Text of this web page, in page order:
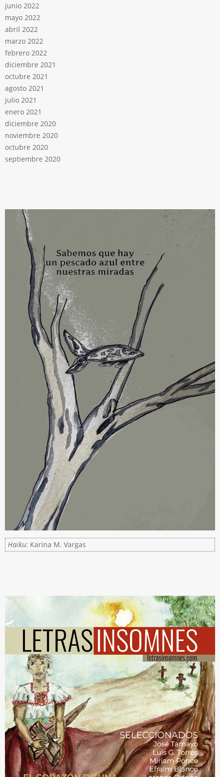
junio 2022
mayo 2022
abril 2022
marzo 2022
febrero 2022
diciembre 2021
octubre 2021
agosto 2021
julio 2021
enero 2021
diciembre 2020
noviembre 2020
octubre 2020
septiembre 2020
Haiku: Karina M. Vargas